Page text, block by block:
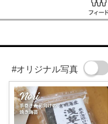
#オリジナル写真